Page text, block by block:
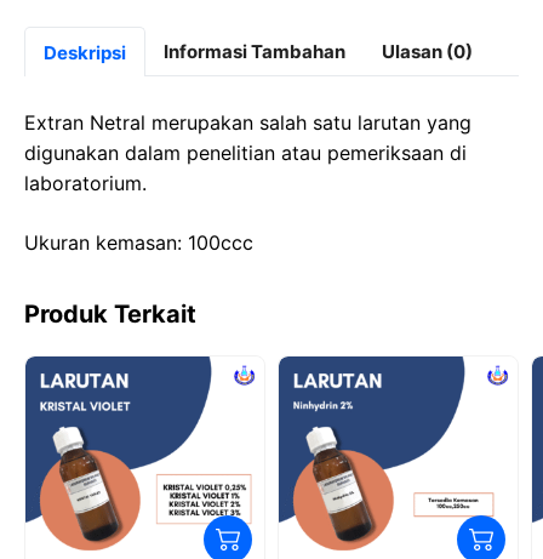
c
b
o
o
k
st
d
o
n
at
s
A
p
e
gr
a
m
Deskripsi Informasi Tambahan Ulasan (0)
Extran Netral merupakan salah satu larutan yang
digunakan dalam penelitian atau pemeriksaan di
laboratorium.
Ukuran kemasan: 100ccc
Produk Terkait